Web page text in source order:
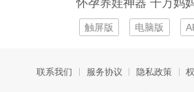
怀孕养娃神器 千万妈
触屏版 电脑版
联系我们 服务协议 隐私政策